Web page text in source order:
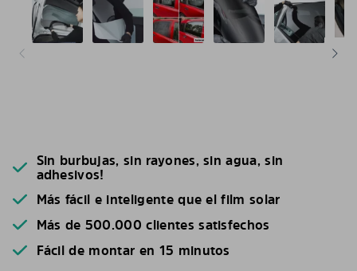
Sin burbujas, sin rayones, sin agua, sin
adhesivos!
Más fácil e inteligente que el film solar
Más de 500.000 clientes satisfechos
Fácil de montar en 15 minutos